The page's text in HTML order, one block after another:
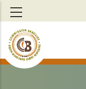
Aller
contenu
principal